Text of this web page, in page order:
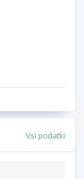
Vsi podatki